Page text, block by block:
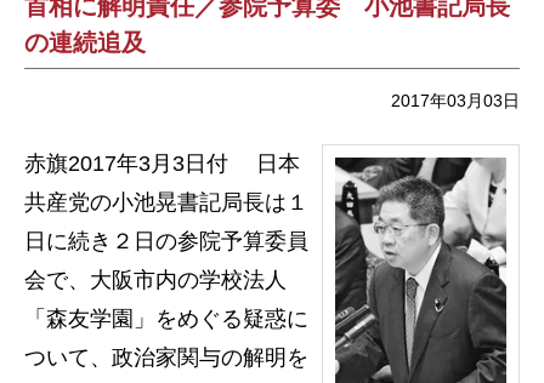
首相に解明責任／参院予算委 小池書記局長
の連続追及
2017年03月03日
赤旗2017年3月3日付 日本
共産党の小池晃書記局長は１
日に続き２日の参院予算委員
会で、大阪市内の学校法人
「森友学園」をめぐる疑惑に
ついて、政治家関与の解明を